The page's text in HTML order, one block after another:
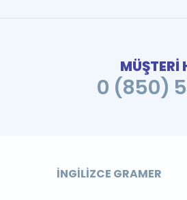
MÜŞTERİ
0 (850)
İNGILIZCE GRAMER